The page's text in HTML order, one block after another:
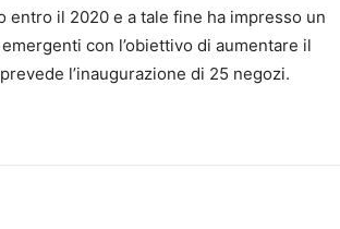
il 2020 e a tale fine ha impresso un
con l’obiettivo di aumentare il
l’inaugurazione di 25 negozi.